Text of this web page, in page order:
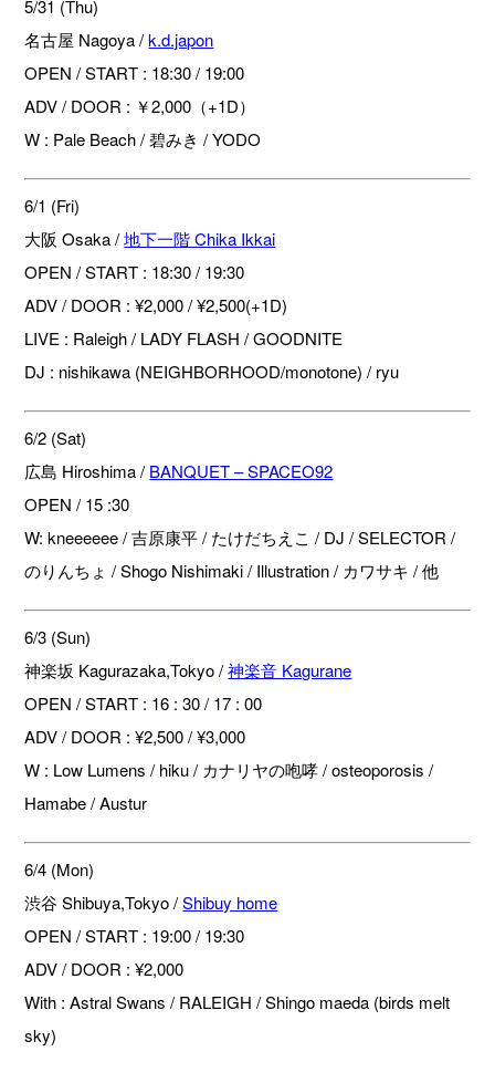
5/31 (Thu)
名古屋 Nagoya /k.d.japon
OPEN / START : 18:30 / 19:00
ADV / DOOR : ￥2,000（+1D）
W : Pale Beach / 碧みき / YODO
6/1 (Fri)
大阪 Osaka /地下一階 Chika Ikkai
OPEN / START : 18:30 / 19:30
ADV / DOOR : ¥2,000 / ¥2,500(+1D)
LIVE : Raleigh / LADY FLASH / GOODNITE
DJ : nishikawa (NEIGHBORHOOD/monotone) / ryu
6/2 (Sat)
広島 Hiroshima /BANQUET – SPACEO92
OPEN / 15 :30
W: kneeeeee / 吉原康平 / たけだちえこ / DJ / SELECTOR /
のりんちょ / Shogo Nishimaki / Illustration / カワサキ / 他
6/3 (Sun)
神楽坂 Kagurazaka,Tokyo /神楽音 Kagurane
OPEN / START : 16 : 30 / 17 : 00
ADV / DOOR : ¥2,500 / ¥3,000
W : Low Lumens / hiku / カナリヤの咆哮 / osteoporosis /
Hamabe / Austur
6/4 (Mon)
渋谷 Shibuya,Tokyo /Shibuy home
OPEN / START : 19:00 / 19:30
ADV / DOOR : ¥2,000
With : Astral Swans / RALEIGH / Shingo maeda (birds melt
sky)